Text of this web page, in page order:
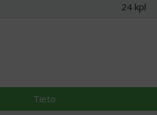
24 kpl
Tieto